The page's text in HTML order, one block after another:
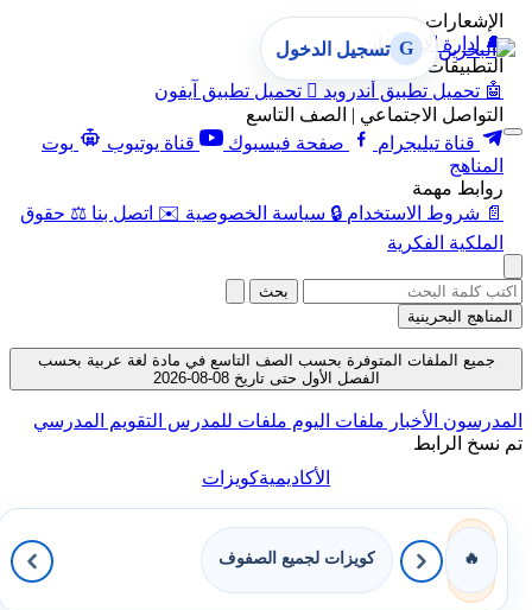
الإشعارات
🔔 إدارة الإشعارات
التطبيقات
🤖 تحميل تطبيق أندرويد  تحميل تطبيق آيفون
التواصل الاجتماعي | الصف التاسع
قناة تيليجرام
صفحة فيسبوك قناة يوتيوب
بوت
المناهج
روابط مهمة
📄 شروط الاستخدام 🔒 سياسة الخصوصية ✉️ اتصل بنا ⚖️ حقوق
الملكية الفكرية
G تسجيل الدخول
بحث
المناهج البحرينية
جميع الملفات المتوفرة بحسب الصف التاسع في مادة لغة عربية بحسب
الفصل الأول حتى تاريخ 08-08-2026
المدرسون الأخبار ملفات اليوم ملفات للمدرس التقويم المدرسي
تم نسخ الرابط
الأكاديميةكويزات
🔥 كويزات لجميع الصفوف